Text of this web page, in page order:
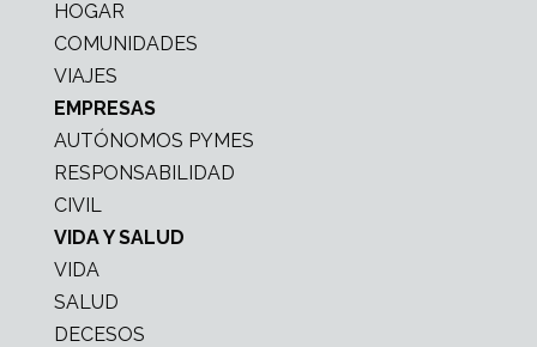
HOGAR
COMUNIDADES
VIAJES
EMPRESAS
AUTÓNOMOS PYMES
RESPONSABILIDAD
CIVIL
VIDA Y SALUD
VIDA
SALUD
DECESOS